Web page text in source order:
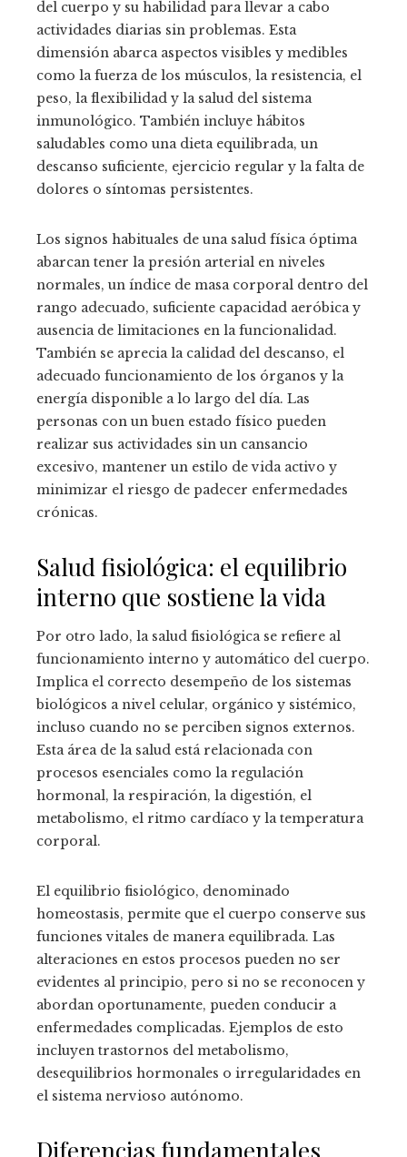
del cuerpo y su habilidad para llevar a cabo
actividades diarias sin problemas. Esta
dimensión abarca aspectos visibles y medibles
como la fuerza de los músculos, la resistencia, el
peso, la flexibilidad y la salud del sistema
inmunológico. También incluye hábitos
saludables como una dieta equilibrada, un
descanso suficiente, ejercicio regular y la falta de
dolores o síntomas persistentes.
Los signos habituales de una salud física óptima
abarcan tener la presión arterial en niveles
normales, un índice de masa corporal dentro del
rango adecuado, suficiente capacidad aeróbica y
ausencia de limitaciones en la funcionalidad.
También se aprecia la calidad del descanso, el
adecuado funcionamiento de los órganos y la
energía disponible a lo largo del día. Las
personas con un buen estado físico pueden
realizar sus actividades sin un cansancio
excesivo, mantener un estilo de vida activo y
minimizar el riesgo de padecer enfermedades
crónicas.
Salud fisiológica: el equilibrio
interno que sostiene la vida
Por otro lado, la salud fisiológica se refiere al
funcionamiento interno y automático del cuerpo.
Implica el correcto desempeño de los sistemas
biológicos a nivel celular, orgánico y sistémico,
incluso cuando no se perciben signos externos.
Esta área de la salud está relacionada con
procesos esenciales como la regulación
hormonal, la respiración, la digestión, el
metabolismo, el ritmo cardíaco y la temperatura
corporal.
El equilibrio fisiológico, denominado
homeostasis, permite que el cuerpo conserve sus
funciones vitales de manera equilibrada. Las
alteraciones en estos procesos pueden no ser
evidentes al principio, pero si no se reconocen y
abordan oportunamente, pueden conducir a
enfermedades complicadas. Ejemplos de esto
incluyen trastornos del metabolismo,
desequilibrios hormonales o irregularidades en
el sistema nervioso autónomo.
Diferencias fundamentales